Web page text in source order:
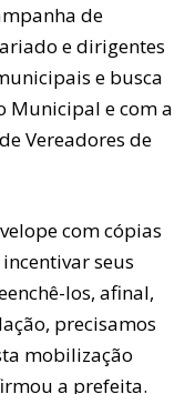
de
e dirigentes
e busca
Municipal e com a
Vereadores de
com cópias
seus
los, afinal,
precisamos
mobilização
a prefeita.